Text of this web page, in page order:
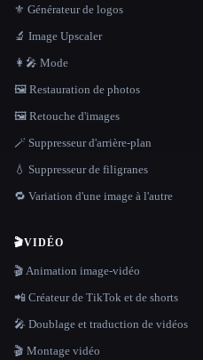
⚜️ Générateur de logos
🔬 Image Upscaler
👩‍🎤 Mode
🖼️ Restauration de photos
🖼️ Retouche d'images
🪄 Suppresseur d'arrière-plan
💧 Suppresseur de filigranes
🔁 Variation d'une image à l'autre
🎬VIDÉO
🎬 Animation image-vidéo
📲 Créateur de TikTok et de shorts
🎤 Doublage et traduction de vidéos
🎬 Montage vidéo